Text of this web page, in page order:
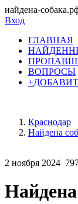
найдена-
Вход
ГЛАВНАЯ
ВОПРОСЫ
Краснодар
Найдена
2 ноября 2024